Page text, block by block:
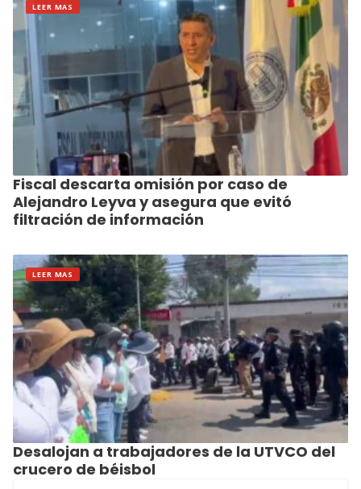
LEER MAS
Fiscal descarta omisión por caso de
Alejandro Leyva y asegura que evitó
filtración de información
LEER MAS
Desalojan a trabajadores de la UTVCO del
crucero de béisbol